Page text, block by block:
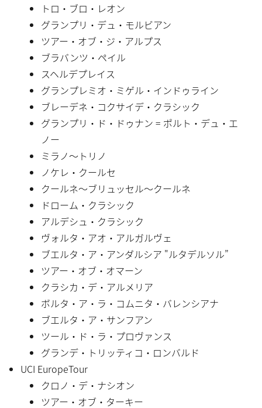
トロ・ブロ・レオン
グランプリ・デュ・モルビアン
ツアー・オブ・ジ・アルプス
ブラバンツ・ペイル
スヘルデプレイス
グランプレミオ・ミゲル・インドゥライン
ブレーデネ・コクサイデ・クラシック
グランプリ・ド・ドゥナン = ポルト・デュ・エ
ノー
ミラノ〜トリノ
ノケレ・クールセ
クールネ〜ブリュッセル〜クールネ
ドローム・クラシック
アルデシュ・クラシック
ヴォルタ・アオ・アルガルヴェ
ブエルタ・ア・アンダルシア "ルタデルソル”
ツアー・オブ・オマーン
クラシカ・デ・アルメリア
ボルタ・ア・ラ・コムニタ・バレンシアナ
ブエルタ・ア・サンフアン
ツール・ド・ラ・プロヴァンス
グランデ・トリッティコ・ロンバルド
UCI EuropeTour
クロノ・デ・ナシオン
ツアー・オブ・ターキー